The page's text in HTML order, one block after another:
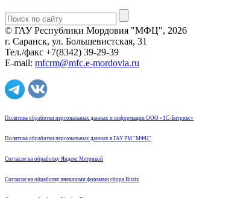
© ГАУ Республики Мордовия "МФЦ", 2026
г. Саранск, ул. Большевистская, 31
Тел./факс +7(8342) 39-29-39
E-mail: mfcrm@mfc.e-mordovia.ru
Политика обработки персональных данных и информации ООО «1С-Битрикс»
Политика обработки персональных данных в ГАУ РМ "МФЦ"
Согласие на обработку Яндекс Метрикой
Согласие на обработку внешними формами сбора Bitrix